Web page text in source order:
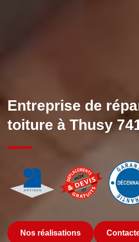
Entreprise de
toiture à Thusy
Nos réalisations